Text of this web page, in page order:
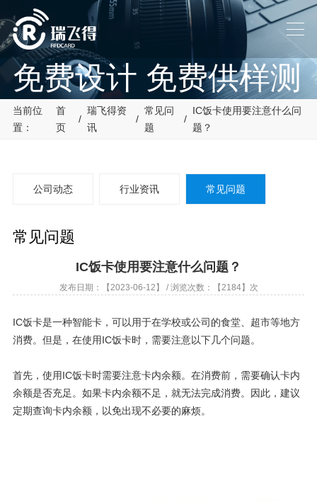
免费设计 免费供样测
试
碰到的问题
当前位
置：
首
页
/
瑞飞得资
讯
/
常见问
题
/
IC饭卡使用要注意什么问
题？
公司动态 行业资讯 常见问题
常见问题
IC饭卡使用要注意什么问题？
发布日期：【2023-06-12】 / 浏览次数：【2184】次
IC饭卡是一种智能卡，可以用于在学校或公司的食堂、超市等地方
消费。但是，在使用IC饭卡时，需要注意以下几个问题。
首先，使用IC饭卡时需要注意卡内余额。在消费前，需要确认卡内
余额是否充足。如果卡内余额不足，就无法完成消费。因此，建议
定期查询卡内余额，以免出现不必要的麻烦。